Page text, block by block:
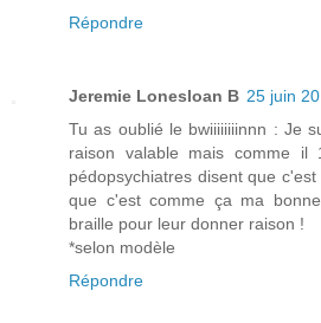
Répondre
Jeremie Lonesloan B 25 juin
Tu as oublié le bwiiiiiiiinnn : Je
raison valable mais comme
pédopsychiatres disent que
que c'est comme ça ma
braille pour leur donner raison !
*selon modèle
Répondre